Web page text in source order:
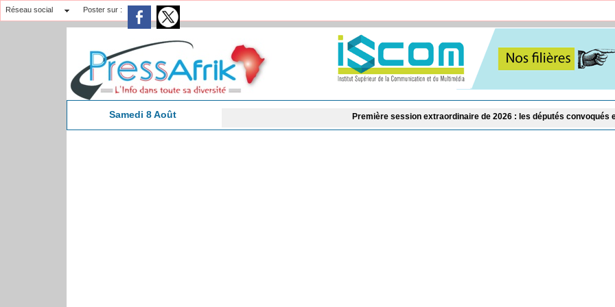
Réseau social Poster sur :
Samedi 8 Août Première session extraordinaire de 2026 : les députés convoqués en séance